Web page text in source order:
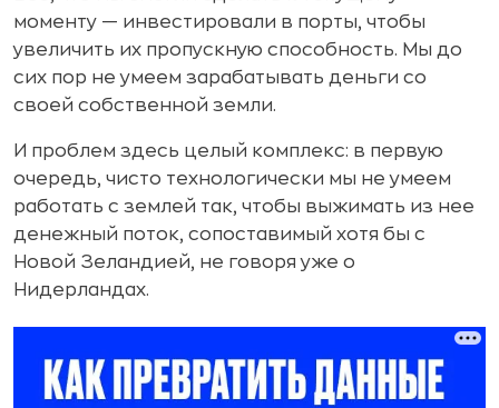
моменту — инвестировали в порты, чтобы
увеличить их пропускную способность. Мы до
сих пор не умеем зарабатывать деньги со
своей собственной земли.
И проблем здесь целый комплекс: в первую
очередь, чисто технологически мы не умеем
работать с землей так, чтобы выжимать из нее
денежный поток, сопоставимый хотя бы с
Новой Зеландией, не говоря уже о
Нидерландах.